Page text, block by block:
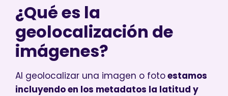
¿Qué es la
geolocalización de
imágenes?
Al geolocalizar una imagen o fotoestamos
incluyendo en los metadatos la latitud y